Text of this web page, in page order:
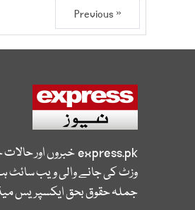
« Previous
express.pkخبروں اور
وزٹ کی جانے والی ویب سائٹ
جملہ حقوق بحق ایکسپریس